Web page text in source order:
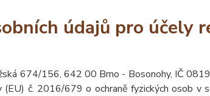
údajů pro účely
674/156, 642 00 Brno - Bosonohy, IČ
č. 2016/679 o ochraně fyzických osob v